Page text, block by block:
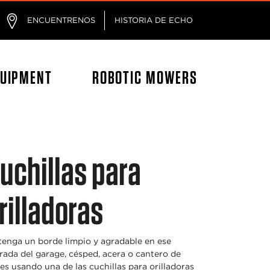
ENCUENTRENOS HISTORIA DE ECHO
ROBOTIC MOWERS
para
un borde limpio y agradable en ese
del garage, césped, acera o cantero de
usando una de las cuchillas para orilladoras